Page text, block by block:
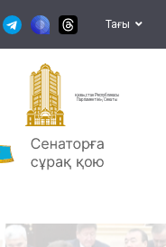
Тағы
Қазақстан Республикасы
Парламентінің Сенаты